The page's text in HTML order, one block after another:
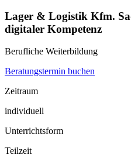
Lager & Logistik Kfm.
digitaler Kompetenz
Berufliche Weiterbildung
Beratungstermin buchen
Zeitraum
individuell
Unterrichtsform
Teilzeit